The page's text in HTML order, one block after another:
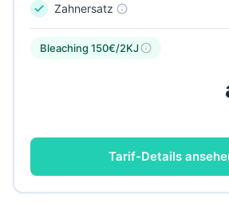
Zahnersatz
Bleaching 150€/2KJ
Tarif-Details